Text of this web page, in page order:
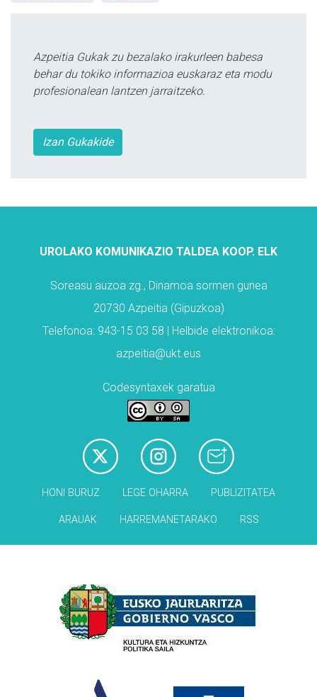
Azpeitia Gukak zu bezalako irakurleen babesa
behar du tokiko informazioa euskaraz eta modu
profesionalean lantzen jarraitzeko.
Izan Gukakide
UROLAKO KOMUNIKAZIO TALDEA KOOP. ELK
Soreasu auzoa zg., Dinamoa sormen gunea
20730 Azpeitia (Gipuzkoa)
Telefonoa: 943-15 03 58 | Helbide elektronikoa:
azpeitia@ukt.eus
Codesyntaxek garatua
HONI BURUZ LEGE OHARRA PUBLIZITATEA
ARAUAK HARREMANETARAKO RSS